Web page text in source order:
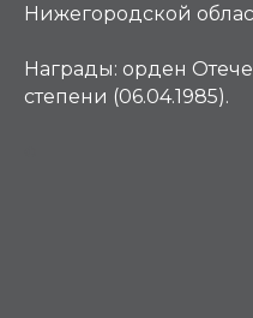
Нижегородской
Награды: орден
степени (06.04.1985).